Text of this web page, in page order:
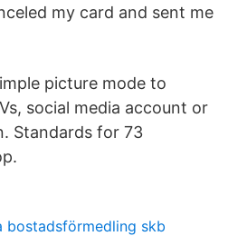
my card and sent me
picture mode to
social media account or
Standards for 73
bostadsförmedling skb